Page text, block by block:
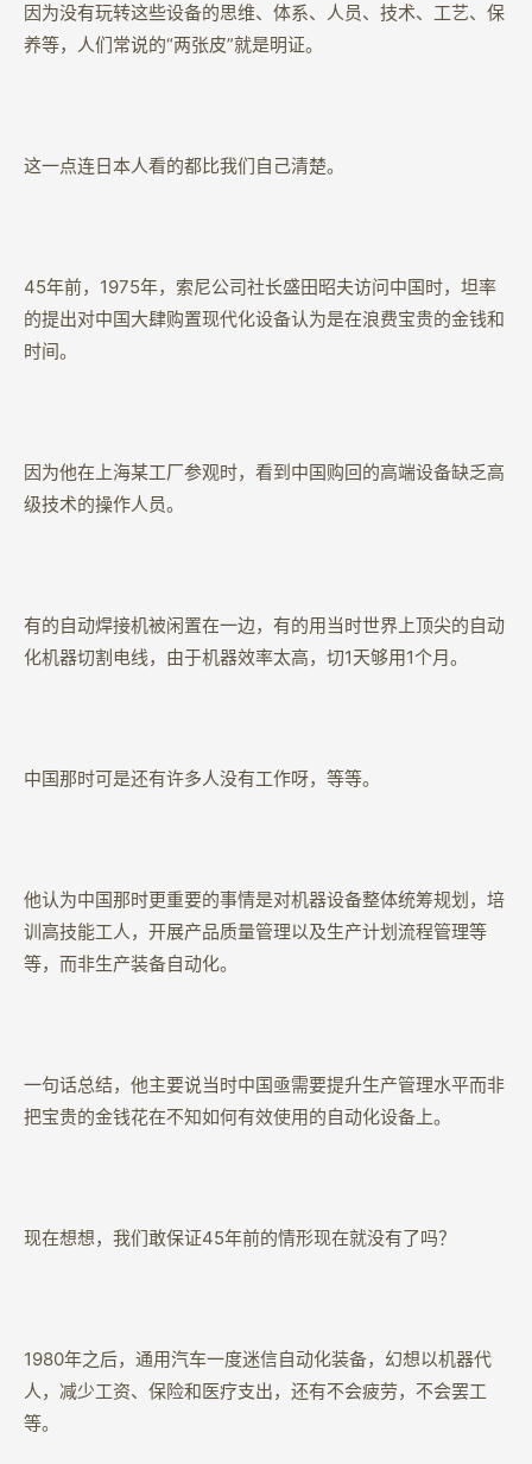
因为没有玩转这些设备的思维、体系、人员、技术、工艺、保
养等，人们常说的“两张皮”就是明证。
这一点连日本人看的都比我们自己清楚。
45年前，1975年，索尼公司社长盛田昭夫访问中国时，坦率
的提出对中国大肆购置现代化设备认为是在浪费宝贵的金钱和
时间。
因为他在上海某工厂参观时，看到中国购回的高端设备缺乏高
级技术的操作人员。
有的自动焊接机被闲置在一边，有的用当时世界上顶尖的自动
化机器切割电线，由于机器效率太高，切1天够用1个月。
中国那时可是还有许多人没有工作呀，等等。
他认为中国那时更重要的事情是对机器设备整体统筹规划，培
训高技能工人，开展产品质量管理以及生产计划流程管理等
等，而非生产装备自动化。
一句话总结，他主要说当时中国亟需要提升生产管理水平而非
把宝贵的金钱花在不知如何有效使用的自动化设备上。
现在想想，我们敢保证45年前的情形现在就没有了吗？
1980年之后，通用汽车一度迷信自动化装备，幻想以机器代
人，减少工资、保险和医疗支出，还有不会疲劳，不会罢工
等。